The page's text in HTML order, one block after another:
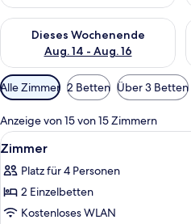
Dieses Wochenende
Aug. 14 - Aug. 16
Überprüfe die Verfügbarkeit für
Verfügbare
Filter
für
Zimmer
Alle Zimmer 2 Betten Über 3 Betten
Anzeige von 15 von 15 Zimmern
Alle
Fotos
für
Zimmer
anzeigen
5
Zimmer
Platz für 4 Personen
2 Einzelbetten
Kostenloses WLAN